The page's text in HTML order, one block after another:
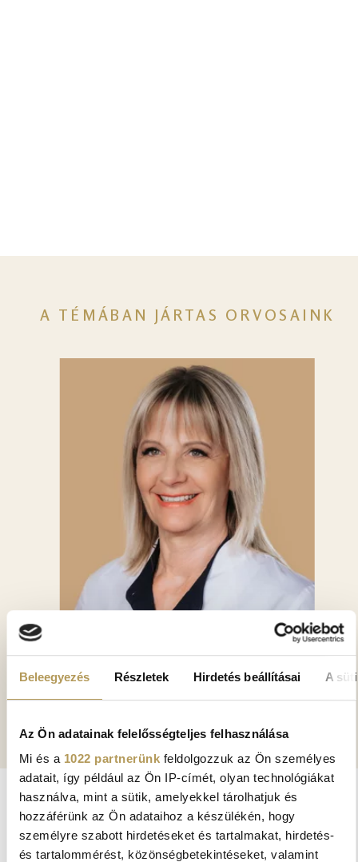
Beleegyezés Részletek Hirdetés beállításai A
Az Ön adatainak felelősségteljes felhasználása
Mi és a 1022 partnerünkfeldolgozzuk az Ön személyes
adatait, így például az Ön IP-címét, olyan technológiákat
használva, mint a sütik, amelyekkel tárolhatjuk és
hozzáférünk az Ön adataihoz a készülékén, hogy
személyre szabott hirdetéseket és tartalmakat, hirdetés-
és tartalommérést, közönségbetekintéseket, valamint
A TÉMÁBAN JÁRTAS ORVOSAINK
Bőrgyógyász
KAPCSOLÓDÓ GALÉRIÁK